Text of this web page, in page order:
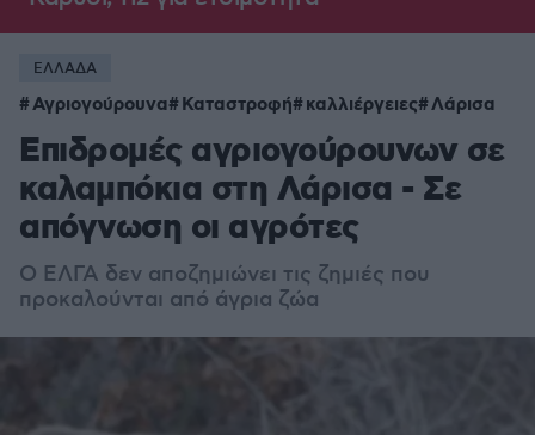
ΕΛΛΑΔΑ
Αγριογούρουνα Καταστροφή καλλιέργειες Λάρισα
Επιδρομές αγριογούρουνων σε
καλαμπόκια στη Λάρισα - Σε
απόγνωση οι αγρότες
Ο ΕΛΓΑ δεν αποζημιώνει τις ζημιές που
προκαλούνται από άγρια ζώα